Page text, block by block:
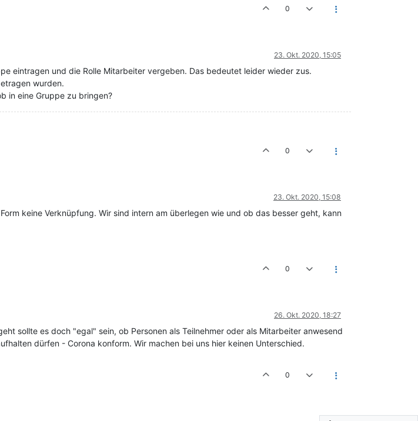
0
23. Okt. 2020, 15:05
eintragen und die Rolle Mitarbeiter vergeben. Das bedeutet leider wieder zus.
wurden.
in eine Gruppe zu bringen?
0
23. Okt. 2020, 15:08
keine Verknüpfung. Wir sind intern am überlegen wie und ob das besser geht, kann
0
26. Okt. 2020, 18:27
sollte es doch "egal" sein, ob Personen als Teilnehmer oder als Mitarbeiter anwesend
dürfen - Corona konform. Wir machen bei uns hier keinen Unterschied.
0